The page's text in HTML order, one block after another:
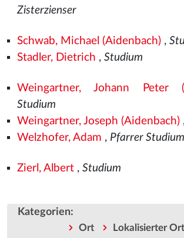
Zisterzienser
Schwab, Michael (Aidenbach),
Stadler, Dietrich , Studium
Weingartner, Johann Peter
Studium
Weingartner, Joseph (Aidenbach)
Welzhofer, Adam , Pfarrer Studium
Zierl, Albert, Studium
Kategorien:
Ort
Lokalisierter